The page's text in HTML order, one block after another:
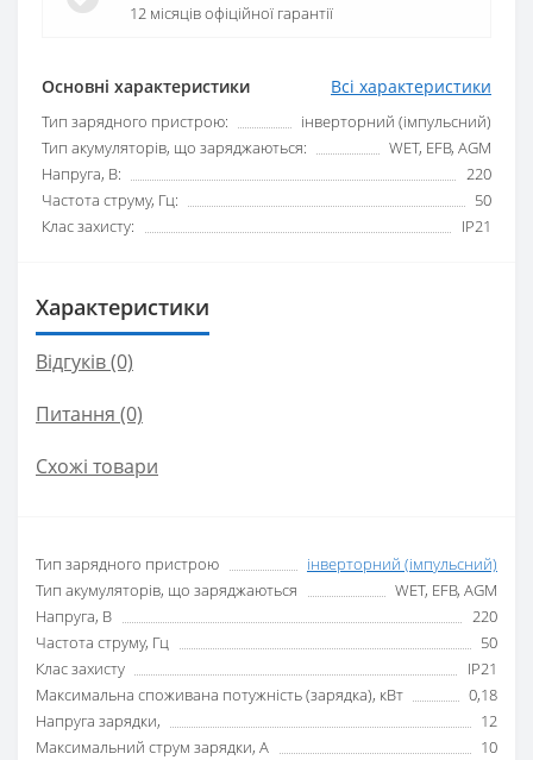
Основні характеристики Всі характеристики
Тип зарядного пристрою:
інверторний (імпульсний)
Тип акумуляторів, що заряджаються:
WET, EFB, AGM
Напруга, В:
220
Частота струму, Гц:
50
Клас захисту:
IP21
12 місяців офіційної гарантії
Характеристики
Відгуків (0)
Питання (0)
Схожі товари
Тип зарядного пристрою
інверторний (імпульсний)
Тип акумуляторів, що заряджаються
WET, EFB, AGM
Напруга, В
220
Частота струму, Гц
50
Клас захисту
IP21
Максимальна споживана потужність (зарядка), кВт
0,18
Напруга зарядки,
12
Максимальний струм зарядки, А
10